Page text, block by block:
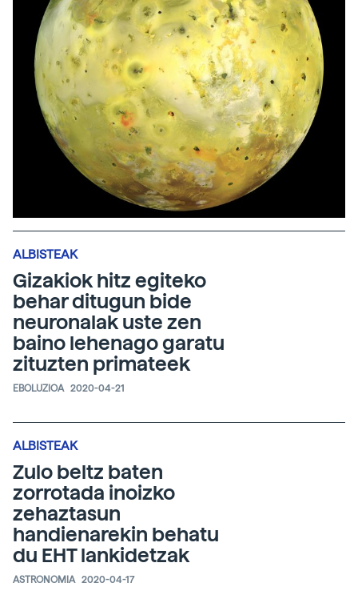
ALBISTEAK
Gizakiok hitz egiteko
behar ditugun bide
neuronalak uste zen
baino lehenago garatu
zituzten primateek
EBOLUZIOA 2020-04-21
ALBISTEAK
Zulo beltz baten
zorrotada inoizko
zehaztasun
handienarekin behatu
du EHT lankidetzak
ASTRONOMIA 2020-04-17